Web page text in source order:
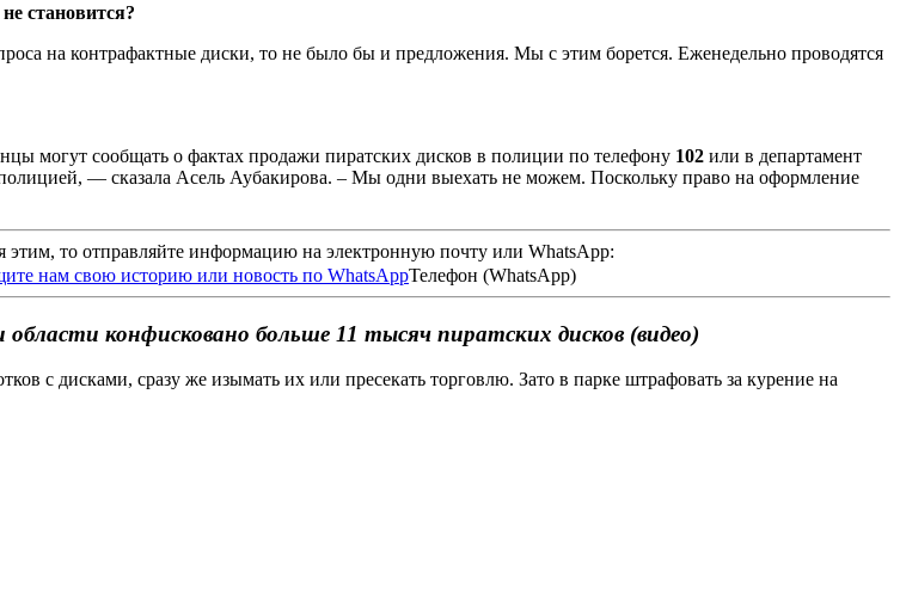
становится?
на контрафактные диски, то не было бы и предложения. Мы с этим борется. Еженедельно проводятся
могут сообщать о фактах продажи пиратских дисков в полиции по телефону 102 или в департамент
— сказала Асель Аубакирова. – Мы одни выехать не можем. Поскольку право на оформление
то отправляйте информацию на электронную почту или WhatsApp:
Телефон (WhatsApp)
области конфисковано больше 11 тысяч пиратских дисков (видео)
с дисками, сразу же изымать их или пресекать торговлю. Зато в парке штрафовать за курение на